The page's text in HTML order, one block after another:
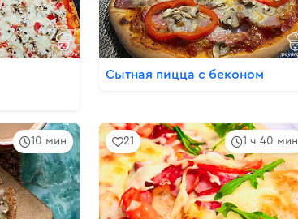
Сытная пицца с беконом
10 мин 1 ч 40 мин
21